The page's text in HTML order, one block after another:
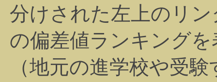
分けされた左上のリ
の偏差値ランキング
（地元の進学校や受